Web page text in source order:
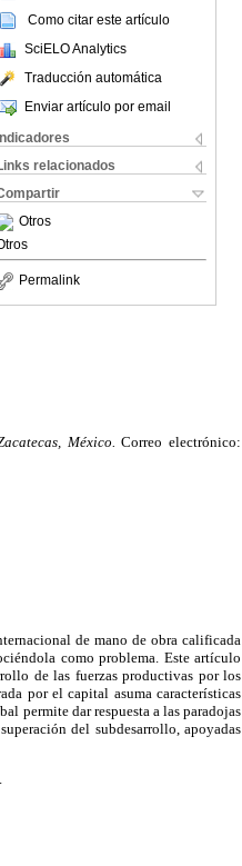
Como citar este artículo
SciELO Analytics
Traducción automática
Enviar artículo por email
Indicadores
relacionados
Otros
Permalink
México. Correo electrónico:
de mano de obra calificada
como problema. Este artículo
de las fuerzas productivas por los
por el capital asuma características
permite dar respuesta a las paradojas
del subdesarrollo, apoyadas